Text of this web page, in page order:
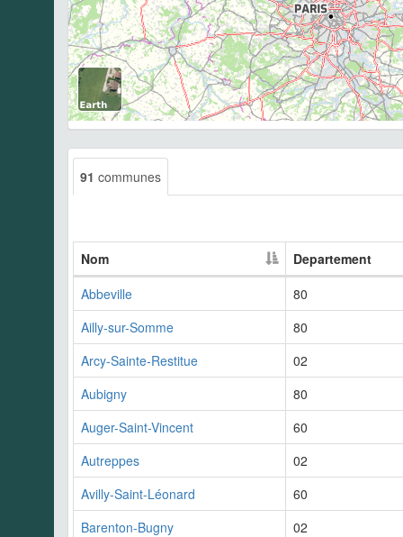
91 communes
Nom
Departement
Abbeville
80
Ailly-sur-Somme
80
Arcy-Sainte-Restitue
02
Aubigny
80
Auger-Saint-Vincent
60
Autreppes
02
Avilly-Saint-Léonard
60
Barenton-Bugny
02